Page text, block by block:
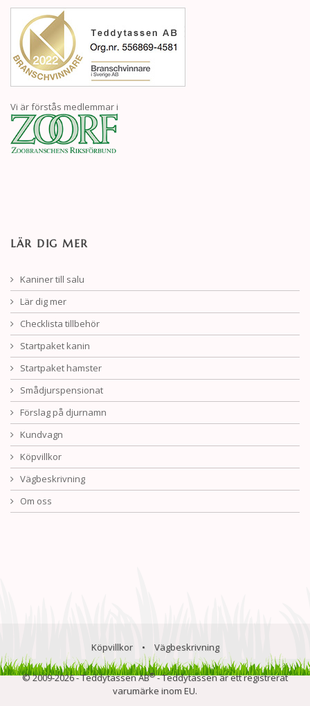
Vi är förstås medlemmar i
LÄR DIG MER
Kaniner till salu
Lär dig mer
Checklista tillbehör
Startpaket kanin
Startpaket hamster
Smådjurspensionat
Förslag på djurnamn
Kundvagn
Köpvillkor
Vägbeskrivning
Om oss
Köpvillkor • Vägbeskrivning
© 2009-2026 - Teddytassen AB®- Teddytassen är ett registrerat
varumärke inom EU.